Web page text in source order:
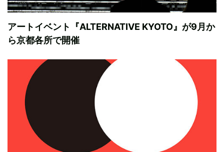
アートイベント『ALTERNATIVE KYOTO』が9月か
ら京都各所で開催